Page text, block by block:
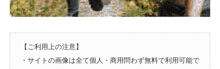
【ご利用上の注意】
・サイトの画像は全て個人・商用問わず無料で利用可能で